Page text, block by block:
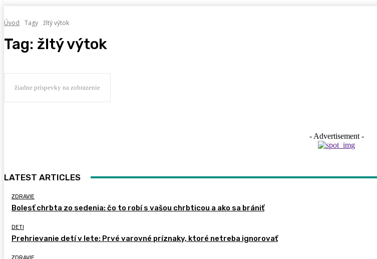
Úvod Tagy žltý výtok
Tag: žltý výtok
žiadne príspevky na zobrazenie
- Advertisement -
LATEST ARTICLES
ZDRAVIE
Bolesť chrbta zo sedenia: čo to robí s vašou chrbticou a ako sa brániť
DETI
Prehrievanie detí v lete: Prvé varovné príznaky, ktoré netreba ignorovať